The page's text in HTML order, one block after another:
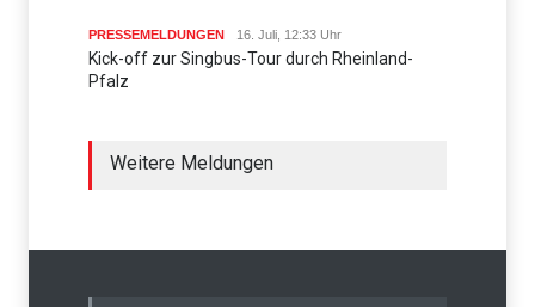
PRESSEMELDUNGEN 16. Juli, 12:33 Uhr
Kick-off zur Singbus-Tour durch Rheinland-
Pfalz
Weitere Meldungen